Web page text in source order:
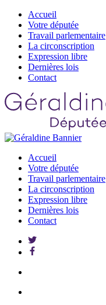
Accueil
Votre députée
Travail parlementaire
La circonscription
Expression libre
Dernières lois
Contact
Accueil
Votre députée
Travail parlementaire
La circonscription
Expression libre
Dernières lois
Contact